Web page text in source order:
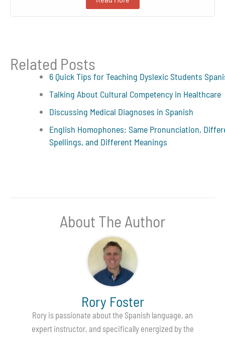
Related Posts
6 Quick Tips for Teaching Dyslexic Students
Talking About Cultural Competency in Healthcare
Discussing Medical Diagnoses in Spanish
English Homophones: Same Pronunciation,
Spellings, and Different Meanings
About The Author
Rory Foster
Rory is passionate about the Spanish language, an
expert instructor, and specifically energized by the